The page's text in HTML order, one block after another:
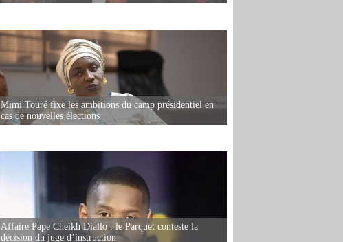
Mimi Touré fixe les ambitions du camp présidentiel en
cas de nouvelles élections
Affaire Pape Cheikh Diallo : le Parquet conteste la
décision du juge d’instruction